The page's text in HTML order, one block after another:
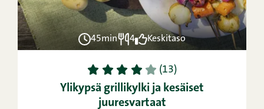
45min 4 Keskitaso
1 2 3 4 5 (13)
Ylikypsä grillikylki ja kesäiset
juuresvartaat